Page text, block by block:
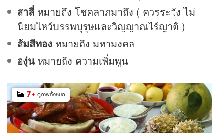
สาลี่ หมายถึง โชคลาภมาถึง ( ควรระวัง ไม่
นิยมไหว้บรรพบุรุษและวิญญาณไร้ญาติ )
ส้มสีทอง หมายถึง มหามงคล
องุ่น หมายถึง ความเพิ่มพูน
7+ ดูภาพทั้งหมด